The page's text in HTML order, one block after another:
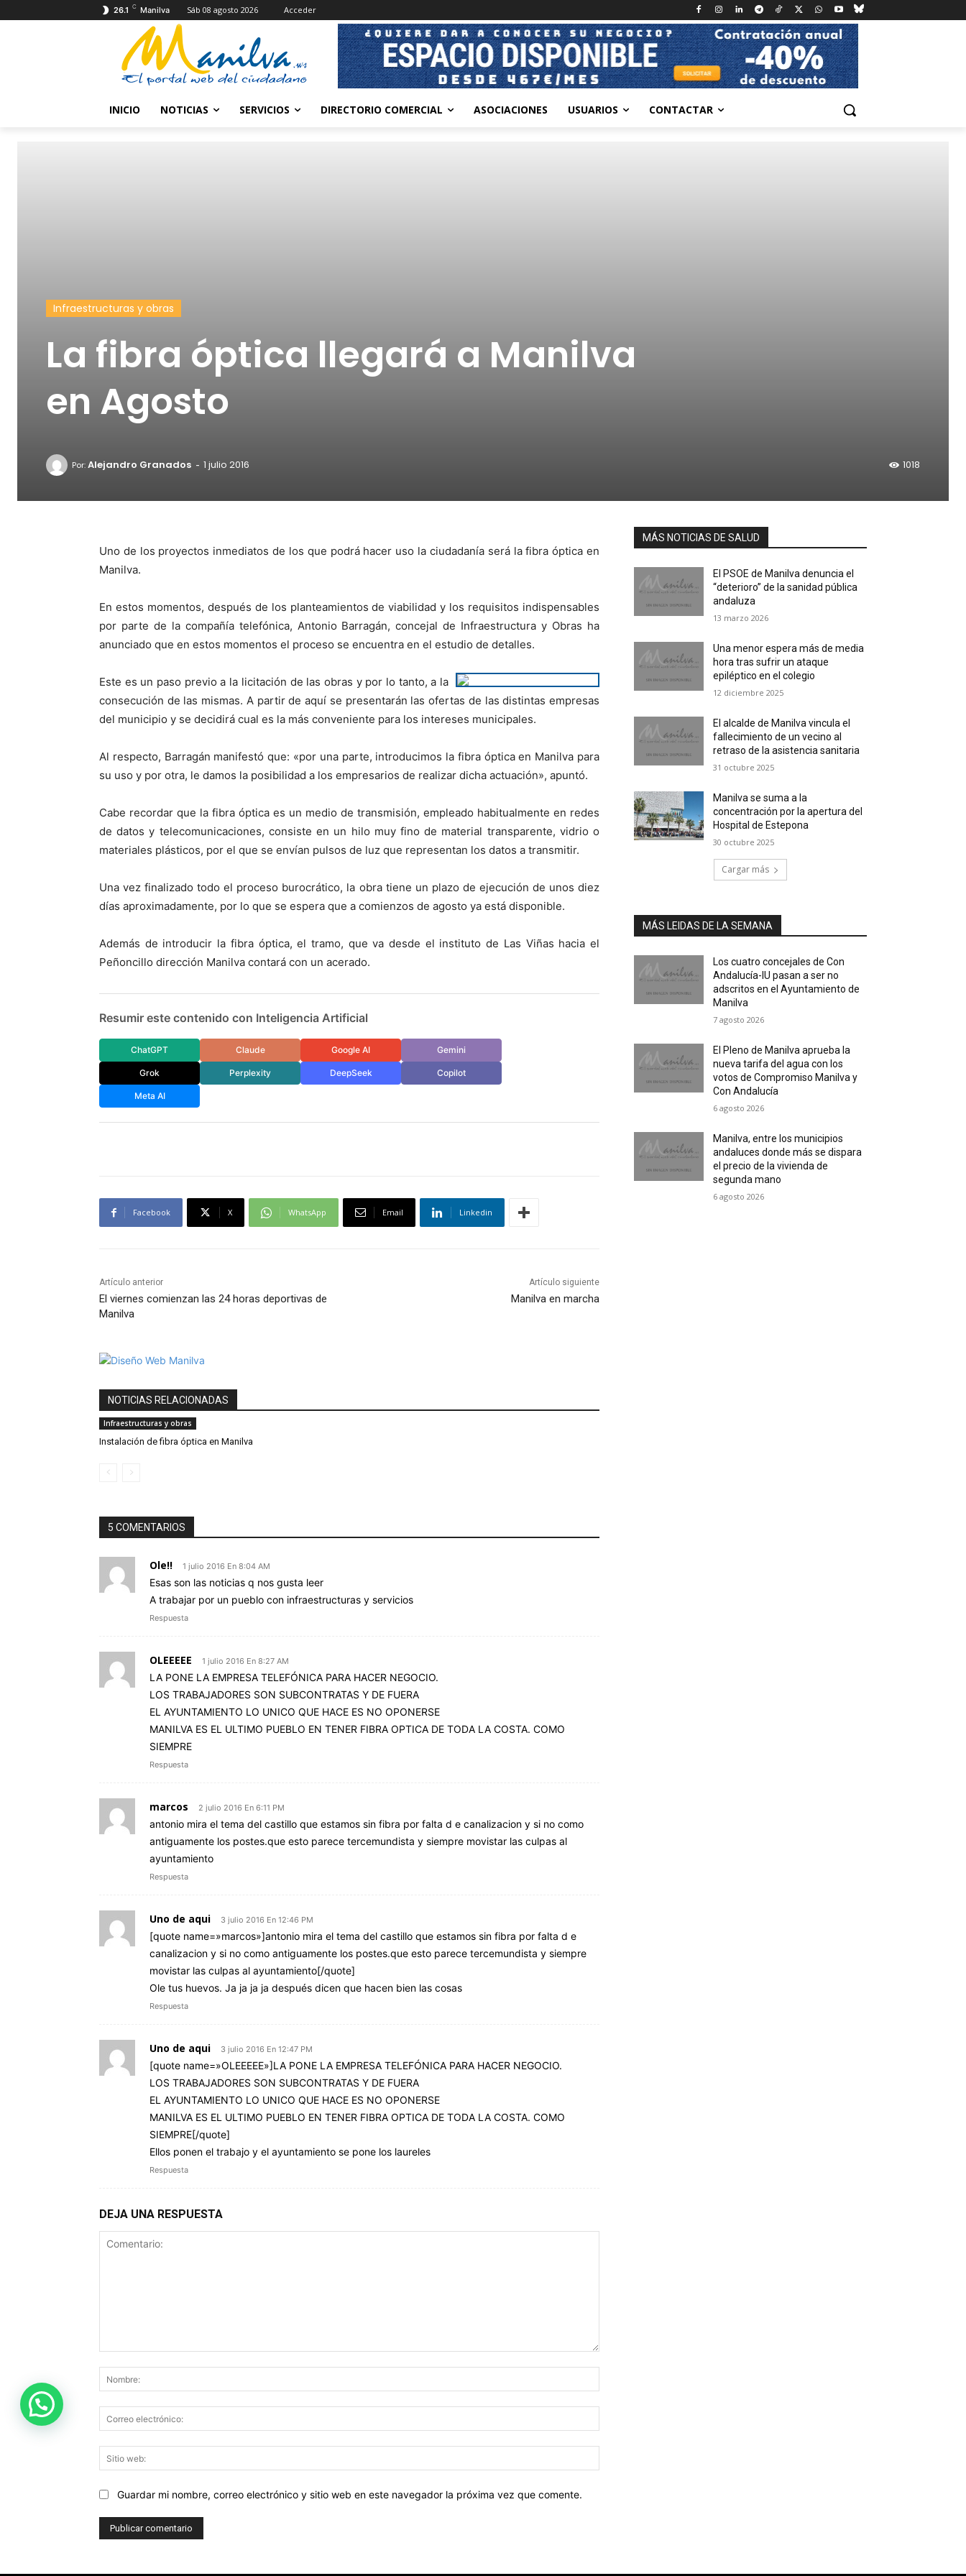
26.1 C Manilva Sáb 08 agosto 2026 Acceder
INICIO NOTICIAS SERVICIOS DIRECTORIO COMERCIAL ASOCIACIONES USUARIOS CONTACTAR
Infraestructuras y obras
La fibra óptica llegará a Manilva
en Agosto
Por:Alejandro Granados - 1 julio 2016 1018
Uno de los proyectos inmediatos de los que podrá hacer uso la ciudadanía será la fibra óptica en
Manilva.
En estos momentos, después de los planteamientos de viabilidad y los requisitos indispensables
por parte de la compañía telefónica, Antonio Barragán, concejal de Infraestructura y Obras ha
anunciado que en estos momentos el proceso se encuentra en el estudio de detalles.
Este es un paso previo a la licitación de las obras y por lo tanto, a la
consecución de las mismas. A partir de aquí se presentarán las ofertas de las distintas empresas
del municipio y se decidirá cual es la más conveniente para los intereses municipales.
Al respecto, Barragán manifestó que: «por una parte, introducimos la fibra óptica en Manilva para
su uso y por otra, le damos la posibilidad a los empresarios de realizar dicha actuación», apuntó.
Cabe recordar que la fibra óptica es un medio de transmisión, empleado habitualmente en redes
de datos y telecomunicaciones, consiste en un hilo muy fino de material transparente, vidrio o
materiales plásticos, por el que se envían pulsos de luz que representan los datos a transmitir.
Una vez finalizado todo el proceso burocrático, la obra tiene un plazo de ejecución de unos diez
días aproximadamente, por lo que se espera que a comienzos de agosto ya está disponible.
Además de introducir la fibra óptica, el tramo, que va desde el instituto de Las Viñas hacia el
Peñoncillo dirección Manilva contará con un acerado.
Resumir este contenido con Inteligencia Artificial
ChatGPT Claude Google AI Gemini
Grok Perplexity DeepSeek Copilot
Meta AI
Facebook X WhatsApp Email Linkedin
Artículo anterior
El viernes comienzan las 24 horas deportivas de
Manilva
Artículo siguiente
Manilva en marcha
NOTICIAS RELACIONADAS
Infraestructuras y obras
Instalación de fibra óptica en Manilva
5 COMENTARIOS
Ole!! 1 julio 2016 En 8:04 AM
Esas son las noticias q nos gusta leer
A trabajar por un pueblo con infraestructuras y servicios
Respuesta
OLEEEEE 1 julio 2016 En 8:27 AM
LA PONE LA EMPRESA TELEFÓNICA PARA HACER NEGOCIO.
LOS TRABAJADORES SON SUBCONTRATAS Y DE FUERA
EL AYUNTAMIENTO LO UNICO QUE HACE ES NO OPONERSE
MANILVA ES EL ULTIMO PUEBLO EN TENER FIBRA OPTICA DE TODA LA COSTA. COMO
SIEMPRE
Respuesta
marcos 2 julio 2016 En 6:11 PM
antonio mira el tema del castillo que estamos sin fibra por falta d e canalizacion y si no como
antiguamente los postes.que esto parece tercemundista y siempre movistar las culpas al
ayuntamiento
Respuesta
Uno de aqui 3 julio 2016 En 12:46 PM
[quote name=»marcos»]antonio mira el tema del castillo que estamos sin fibra por falta d e
canalizacion y si no como antiguamente los postes.que esto parece tercemundista y siempre
movistar las culpas al ayuntamiento[/quote]
Ole tus huevos. Ja ja ja ja después dicen que hacen bien las cosas
Respuesta
Uno de aqui 3 julio 2016 En 12:47 PM
[quote name=»OLEEEEE»]LA PONE LA EMPRESA TELEFÓNICA PARA HACER NEGOCIO.
LOS TRABAJADORES SON SUBCONTRATAS Y DE FUERA
EL AYUNTAMIENTO LO UNICO QUE HACE ES NO OPONERSE
MANILVA ES EL ULTIMO PUEBLO EN TENER FIBRA OPTICA DE TODA LA COSTA. COMO
SIEMPRE[/quote]
Ellos ponen el trabajo y el ayuntamiento se pone los laureles
Respuesta
DEJA UNA RESPUESTA
electrónico:
web:
Guardar mi nombre, correo electrónico y sitio web en este navegador la próxima vez que comente.
MÁS NOTICIAS DE SALUD
El PSOE de Manilva denuncia el
“deterioro” de la sanidad pública
andaluza
13 marzo 2026
Una menor espera más de media
hora tras sufrir un ataque
epiléptico en el colegio
12 diciembre 2025
El alcalde de Manilva vincula el
fallecimiento de un vecino al
retraso de la asistencia sanitaria
31 octubre 2025
Manilva se suma a la
concentración por la apertura del
Hospital de Estepona
30 octubre 2025
Cargar más
MÁS LEIDAS DE LA SEMANA
Los cuatro concejales de Con
Andalucía-IU pasan a ser no
adscritos en el Ayuntamiento de
Manilva
7 agosto 2026
El Pleno de Manilva aprueba la
nueva tarifa del agua con los
votos de Compromiso Manilva y
Con Andalucía
6 agosto 2026
Manilva, entre los municipios
andaluces donde más se dispara
el precio de la vivienda de
segunda mano
6 agosto 2026